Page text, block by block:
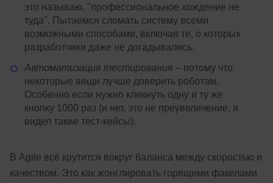
это называю, "профессиональное хождение не
туда". Пытаемся сломать систему всеми
возможными способами, включая те, о которых
разработчики даже не догадывались.
Автоматизация тестирования – потому что
некоторые вещи лучше доверить роботам.
Особенно если нужно кликнуть одну и ту же
кнопку 1000 раз (и нет, это не преувеличение, я
видел такие тест-кейсы).
В Agile всё крутится вокруг баланса между скоростью и
качеством. Это как жонглировать горящими факелами